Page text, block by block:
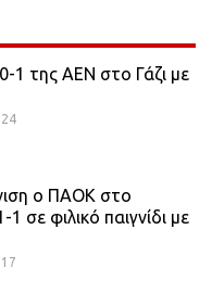
0-1 της ΑΕΝ στο Γάζι με
ο ΠΑΟΚ στο
1 σε φιλικό παιγνίδι με